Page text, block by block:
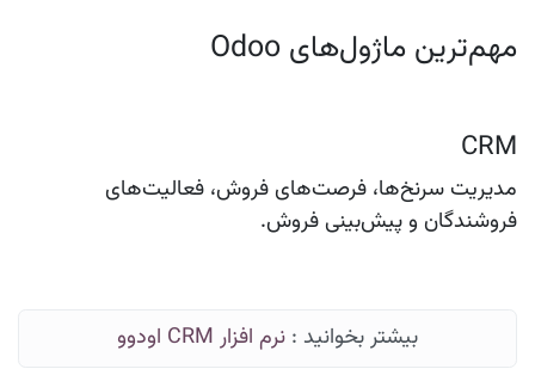
مهم‌ترین ماژول‌های Odoo
CRM
مدیریت سرنخ‌ها، فرصت‌های فروش، فعالیت‌های
فروشندگان و پیش‌بینی فروش.
بیشتر بخوانید : نرم افزار CRM اودوو